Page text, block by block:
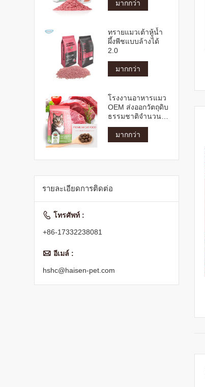
มากกว่า
ทรายแมวเต้าหู้น้ำ
ผึ้งพีชแบบล้างได้
2.0
มากกว่า
โรงงานอาหารแมว
OEM ส่งออกวัตถุดิบ
ธรรมชาติจำนวน
มาก รูปทรงหลาย
รสชาติ อาหารแมว
แห้งทุกวัย
มากกว่า
รายละเอียดการติดต่อ
 โทรศัพท์ :
+86-17332238081
 อีเมล์ :
hshc@haisen-pet.com